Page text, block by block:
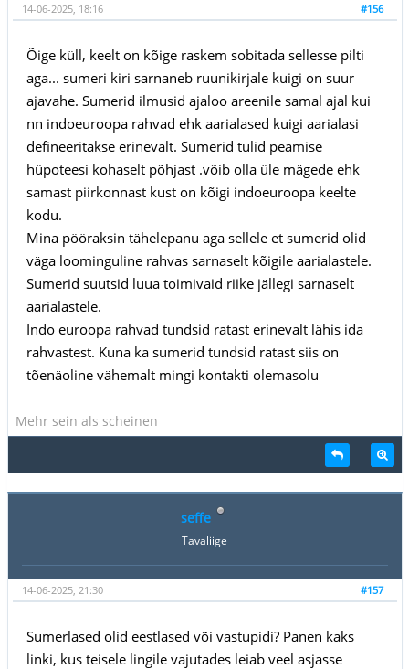
#156
14-06-2025, 18:16
Õige küll, keelt on kõige raskem sobitada sellesse pilti
aga... sumeri kiri sarnaneb ruunikirjale kuigi on suur
ajavahe. Sumerid ilmusid ajaloo areenile samal ajal kui
nn indoeuroopa rahvad ehk aarialased kuigi aarialasi
defineeritakse erinevalt. Sumerid tulid peamise
hüpoteesi kohaselt põhjast .võib olla üle mägede ehk
samast piirkonnast kust on kõigi indoeuroopa keelte
kodu.
Mina pööraksin tähelepanu aga sellele et sumerid olid
väga loominguline rahvas sarnaselt kõigile aarialastele.
Sumerid suutsid luua toimivaid riike jällegi sarnaselt
aarialastele.
Indo euroopa rahvad tundsid ratast erinevalt lähis ida
rahvastest. Kuna ka sumerid tundsid ratast siis on
tõenäoline vähemalt mingi kontakti olemasolu
Mehr sein als scheinen
seffe
Tavaliige
#157
14-06-2025, 21:30
Sumerlased olid eestlased või vastupidi? Panen kaks
linki, kus teisele lingile vajutades leiab veel asjasse